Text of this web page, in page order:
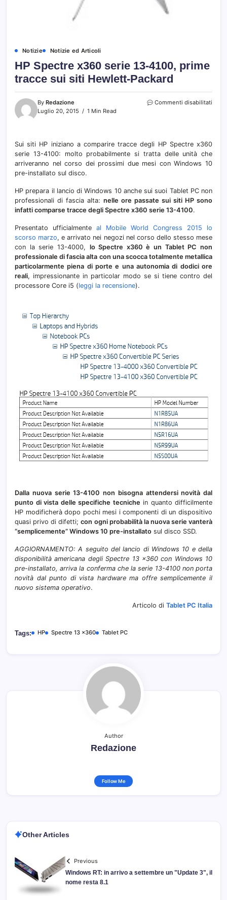
Notizie Notizie ed Articoli
HP Spectre x360 serie 13-4100, prime
tracce sui siti Hewlett-Packard
By Redazione
Luglio 20, 2015
1 Min Read
Commenti disabilitati
13-
4100,
prime
Sui siti HP iniziano a comparire tracce degli HP Spectre x360
serie 13-4100: molto probabilmente si tratta delle unità che
arriveranno nel corso dei prossimi due mesi con Windows 10
pre-installato sul disco.
HP prepara il lancio di Windows 10 anche sui suoi Tablet PC non
professionali di fascia alta: nelle ore passate sui siti HP sono
infatti comparse tracce degli Spectre x360 serie 13-4100.
Presentato ufficialmente al Mobile World Congress 2015 lo
scorso marzo, e arrivato nei negozi nel corso dello stesso mese
con la serie 13-4000, lo Spectre x360 è un Tablet PC non
professionale di fascia alta con una scocca totalmente metallica
particolarmente piena di porte e una autonomia di dodici ore
reali, impressionante in particolar modo se si tiene contro del
processore Core i5 (leggi la recensione).
Dalla nuova serie 13-4100 non bisogna attendersi novità dal
punto di vista delle specifiche tecniche in quanto difficilmente
HP modificherà dopo pochi mesi i componenti di un dispositivo
quasi privo di difetti;con ogni probabilità la nuova serie vanterà
“semplicemente” Windows 10 pre-installato sul disco SSD.
AGGIORNAMENTO: A seguito del lancio di Windows 10 e della
disponibilità americana degli Spectre 13 x360 con Windows 10
pre-installato, arriva la conferma che la serie 13-4100 non porta
novità dal punto di vista hardware ma offre semplicemente il
nuovo sistema operativo.
Articolo di Tablet PC Italia
Tags: HP Spectre 13 x360 Tablet PC
Author
Redazione
Follow Me
Other Articles
Previous
Windows RT: in arrivo a settembre un "Update 3", il
nome resta 8.1